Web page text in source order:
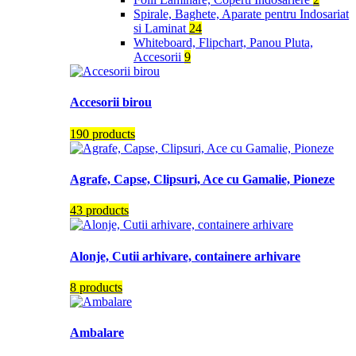
Spirale, Baghete, Aparate pentru Indosariat
si Laminat 24
Whiteboard, Flipchart, Panou Pluta,
Accesorii 9
Accesorii birou
190 products
Agrafe, Capse, Clipsuri, Ace cu Gamalie, Pioneze
43 products
Alonje, Cutii arhivare, containere arhivare
8 products
Ambalare